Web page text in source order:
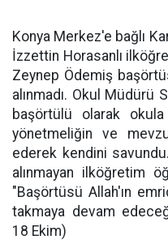
Konya Merkez'e bağlı
İzzettin Horasanlı
Zeynep Ödemiş
alınmadı. Okul Müdürü
başörtülü olarak
yönetmeliğin ve
ederek kendini
alınmayan ilköğretim
"Başörtüsü Allah'ın
takmaya devam
18 Ekim)